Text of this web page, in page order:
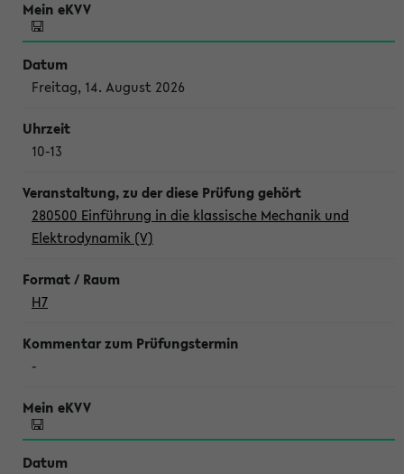
Freitag, 14. August 2026
10-13
280500 Einführung in die klassische Mechanik und
Elektrodynamik (V)
H7
-